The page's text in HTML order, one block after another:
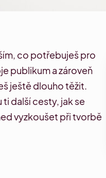
co potřebuješ pro
publikum a zároveň
ještě dlouho těžit.
ti další cesty, jak se
vyzkoušet při tvorbě